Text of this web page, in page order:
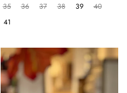
35 36 37 38 39
40
41